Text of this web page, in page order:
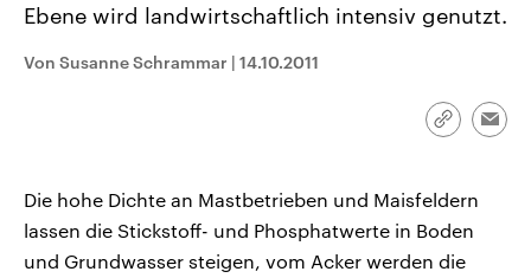
Landtagswahl Sachsen-Anhalt
Alle Informationen
Sachsen-Anhalt wählt am 6.
Wahlprogramme, aktuelle Berichte
und Hintergründe zu den Parteien
und Kandidaten der anstehenden
USA
den mächtigsten Ländern
mit großem Einfluss auf
Sendungen Programm Podcasts
Audio-Archiv
Ebene wird landwirtschaftlich intensiv genutzt.
Von Susanne Schrammar | 14.10.2011
Link
Die hohe Dichte an Mastbetrieben und Maisfeldern
lassen die Stickstoff- und Phosphatwerte in Boden
und Grundwasser steigen, vom Acker werden die